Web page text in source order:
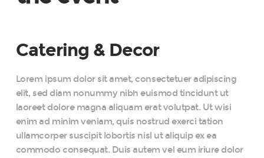
Catering & Decor
Lorem ipsum dolor sit amet, consectetuer adipiscing
elit, sed diam nonummy nibh euismod tincidunt ut
laoreet dolore magna aliquam erat volutpat. Ut wisi
enim ad minim veniam, quis nostrud exerci tation
ullamcorper suscipit lobortis nisl ut aliquip ex ea
commodo consequat. Duis autem vel eum iriure dolor